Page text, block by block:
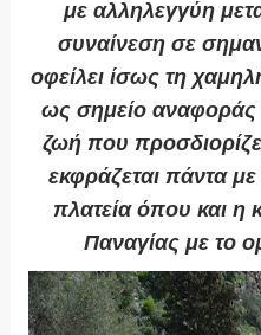
με αλληλεγγύη
συναίνεση σε
οφείλει ίσως τη
ως σημείο αναφοράς
ζωή που
εκφράζεται πάντα
πλατεία όπου και η
Παναγίας με το